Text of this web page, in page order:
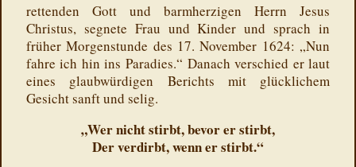
rettenden Gott und barmherzigen Herrn Jesus
Christus, segnete Frau und Kinder und sprach in
früher Morgenstunde des 17. November 1624: „Nun
fahre ich hin ins Paradies.“ Danach verschied er laut
eines glaubwürdigen Berichts mit glücklichem
Gesicht sanft und selig.
„Wer nicht stirbt, bevor er stirbt,
Der verdirbt, wenn er stirbt.“